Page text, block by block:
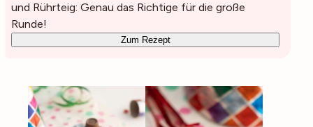
und Rührteig: Genau das Richtige für die große
Runde!
Zum Rezept